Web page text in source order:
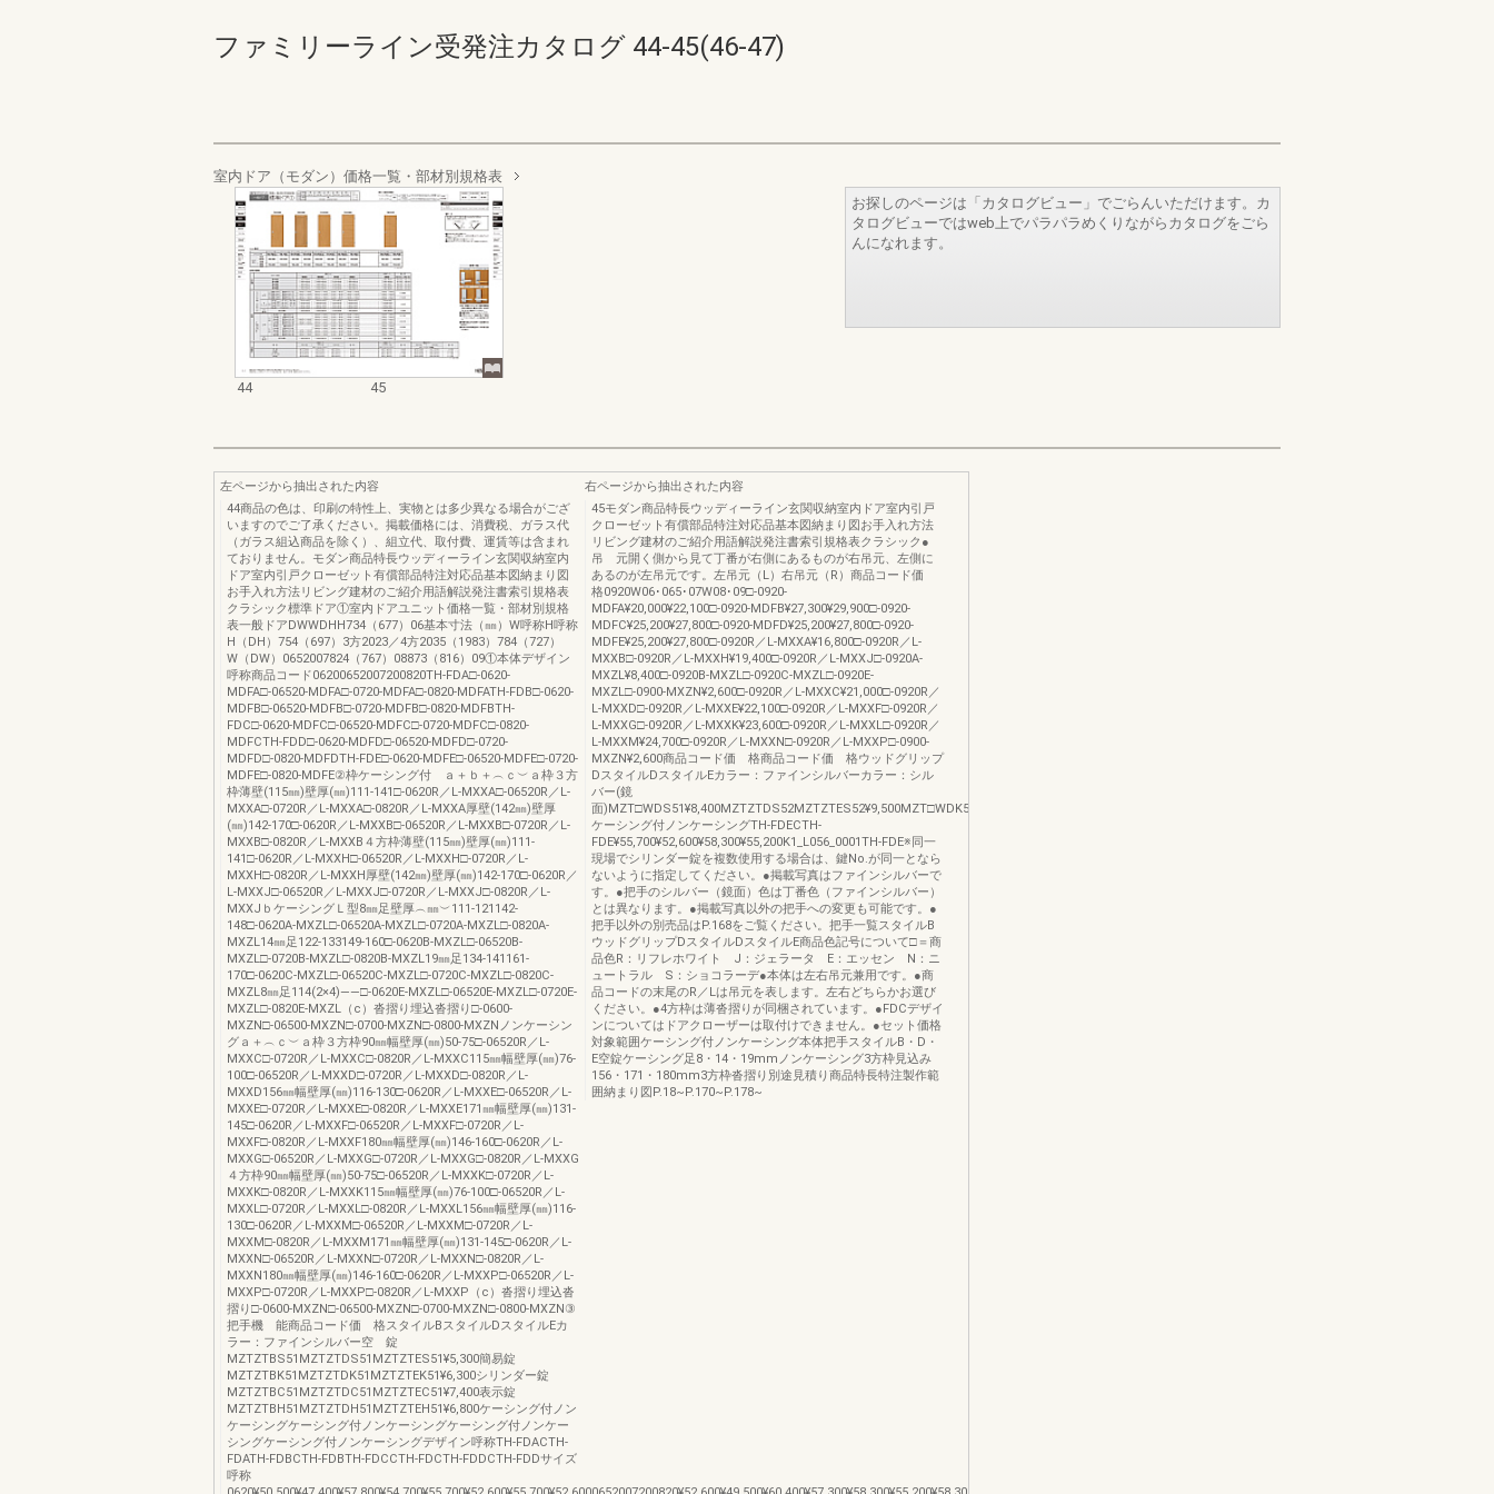
ファミリーライン受発注カタログ 44-45(46-47)
室内ドア（モダン）価格一覧・部材別規格表
44 45
お探しのページは「カタログビュー」でごらんいただけます。カ
タログビューではweb上でパラパラめくりながらカタログをごら
んになれます。
左ページから抽出された内容
44商品の色は、印刷の特性上、実物とは多少異なる場合がござ
いますのでご了承ください。掲載価格には、消費税、ガラス代
（ガラス組込商品を除く）、組立代、取付費、運賃等は含まれ
ておりません。モダン商品特長ウッディーライン玄関収納室内
ドア室内引戸クローゼット有償部品特注対応品基本図納まり図
お手入れ方法リビング建材のご紹介用語解説発注書索引規格表
クラシック標準ドア①室内ドアユニット価格一覧・部材別規格
表一般ドアDWWDHH734（677）06基本寸法（㎜）W呼称H呼称
H（DH）754（697）3方2023／4方2035（1983）784（727）
W（DW）0652007824（767）08873（816）09①本体デザイン
呼称商品コード06200652007200820TH-FDA□-0620-
MDFA□-06520-MDFA□-0720-MDFA□-0820-MDFATH-FDB□-0620-
MDFB□-06520-MDFB□-0720-MDFB□-0820-MDFBTH-
FDC□-0620-MDFC□-06520-MDFC□-0720-MDFC□-0820-
MDFCTH-FDD□-0620-MDFD□-06520-MDFD□-0720-
MDFD□-0820-MDFDTH-FDE□-0620-MDFE□-06520-MDFE□-0720-
MDFE□-0820-MDFE②枠ケーシング付 ａ＋ｂ＋︵ｃ︶ａ枠３方
枠薄壁(115㎜)壁厚(㎜)111-141□-0620R／L-MXXA□-06520R／L-
MXXA□-0720R／L-MXXA□-0820R／L-MXXA厚壁(142㎜)壁厚
(㎜)142-170□-0620R／L-MXXB□-06520R／L-MXXB□-0720R／L-
MXXB□-0820R／L-MXXB４方枠薄壁(115㎜)壁厚(㎜)111-
141□-0620R／L-MXXH□-06520R／L-MXXH□-0720R／L-
MXXH□-0820R／L-MXXH厚壁(142㎜)壁厚(㎜)142-170□-0620R／
L-MXXJ□-06520R／L-MXXJ□-0720R／L-MXXJ□-0820R／L-
MXXJｂケーシングＬ型8㎜足壁厚︵㎜︶111-121142-
148□-0620A-MXZL□-06520A-MXZL□-0720A-MXZL□-0820A-
MXZL14㎜足122-133149-160□-0620B-MXZL□-06520B-
MXZL□-0720B-MXZL□-0820B-MXZL19㎜足134-141161-
170□-0620C-MXZL□-06520C-MXZL□-0720C-MXZL□-0820C-
MXZL8㎜足114(2×4)――□-0620E-MXZL□-06520E-MXZL□-0720E-
MXZL□-0820E-MXZL（c）沓摺り埋込沓摺り□-0600-
MXZN□-06500-MXZN□-0700-MXZN□-0800-MXZNノンケーシン
グａ＋︵ｃ︶ａ枠３方枠90㎜幅壁厚(㎜)50-75□-06520R／L-
MXXC□-0720R／L-MXXC□-0820R／L-MXXC115㎜幅壁厚(㎜)76-
100□-06520R／L-MXXD□-0720R／L-MXXD□-0820R／L-
MXXD156㎜幅壁厚(㎜)116-130□-0620R／L-MXXE□-06520R／L-
MXXE□-0720R／L-MXXE□-0820R／L-MXXE171㎜幅壁厚(㎜)131-
145□-0620R／L-MXXF□-06520R／L-MXXF□-0720R／L-
MXXF□-0820R／L-MXXF180㎜幅壁厚(㎜)146-160□-0620R／L-
MXXG□-06520R／L-MXXG□-0720R／L-MXXG□-0820R／L-MXXG
４方枠90㎜幅壁厚(㎜)50-75□-06520R／L-MXXK□-0720R／L-
MXXK□-0820R／L-MXXK115㎜幅壁厚(㎜)76-100□-06520R／L-
MXXL□-0720R／L-MXXL□-0820R／L-MXXL156㎜幅壁厚(㎜)116-
130□-0620R／L-MXXM□-06520R／L-MXXM□-0720R／L-
MXXM□-0820R／L-MXXM171㎜幅壁厚(㎜)131-145□-0620R／L-
MXXN□-06520R／L-MXXN□-0720R／L-MXXN□-0820R／L-
MXXN180㎜幅壁厚(㎜)146-160□-0620R／L-MXXP□-06520R／L-
MXXP□-0720R／L-MXXP□-0820R／L-MXXP（c）沓摺り埋込沓
摺り□-0600-MXZN□-06500-MXZN□-0700-MXZN□-0800-MXZN③
把手機 能商品コード価 格スタイルBスタイルDスタイルEカ
ラー：ファインシルバー空 錠
MZTZTBS51MZTZTDS51MZTZTES51¥5,300簡易錠
MZTZTBK51MZTZTDK51MZTZTEK51¥6,300シリンダー錠
MZTZTBC51MZTZTDC51MZTZTEC51¥7,400表示錠
MZTZTBH51MZTZTDH51MZTZTEH51¥6,800ケーシング付ノン
ケーシングケーシング付ノンケーシングケーシング付ノンケー
シングケーシング付ノンケーシングデザイン呼称TH-FDACTH-
FDATH-FDBCTH-FDBTH-FDCCTH-FDCTH-FDDCTH-FDDサイズ
呼称
右ページから抽出された内容
45モダン商品特長ウッディーライン玄関収納室内ドア室内引戸
クローゼット有償部品特注対応品基本図納まり図お手入れ方法
リビング建材のご紹介用語解説発注書索引規格表クラシック●
吊 元開く側から見て丁番が右側にあるものが右吊元、左側に
あるのが左吊元です。左吊元（L）右吊元（R）商品コード価
格0920W06･065･07W08･09□-0920-
MDFA¥20,000¥22,100□-0920-MDFB¥27,300¥29,900□-0920-
MDFC¥25,200¥27,800□-0920-MDFD¥25,200¥27,800□-0920-
MDFE¥25,200¥27,800□-0920R／L-MXXA¥16,800□-0920R／L-
MXXB□-0920R／L-MXXH¥19,400□-0920R／L-MXXJ□-0920A-
MXZL¥8,400□-0920B-MXZL□-0920C-MXZL□-0920E-
MXZL□-0900-MXZN¥2,600□-0920R／L-MXXC¥21,000□-0920R／
L-MXXD□-0920R／L-MXXE¥22,100□-0920R／L-MXXF□-0920R／
L-MXXG□-0920R／L-MXXK¥23,600□-0920R／L-MXXL□-0920R／
L-MXXM¥24,700□-0920R／L-MXXN□-0920R／L-MXXP□-0900-
MXZN¥2,600商品コード価 格商品コード価 格ウッドグリップ
DスタイルDスタイルEカラー：ファインシルバーカラー：シル
バー(鏡
面
ケーシング付ノンケーシングTH-FDECTH-
FDE¥55,700¥52,600¥58,300¥55,200K1_L056_0001TH-FDE※同一
現場でシリンダー錠を複数使用する場合は、鍵No.が同一となら
ないように指定してください。●掲載写真はファインシルバーで
す。●把手のシルバー（鏡面）色は丁番色（ファインシルバー）
とは異なります。●掲載写真以外の把手への変更も可能です。●
把手以外の別売品はP.168をご覧ください。把手一覧スタイルB
ウッドグリップDスタイルDスタイルE商品色記号について□＝商
品色R：リフレホワイト J：ジェラータ E：エッセン N：ニ
ュートラル S：ショコラーデ●本体は左右吊元兼用です。●商
品コードの末尾のR／Lは吊元を表します。左右どちらかお選び
ください。●4方枠は薄沓摺りが同梱されています。●FDCデザイ
ンについてはドアクローザーは取付けできません。●セット価格
対象範囲ケーシング付ノンケーシング本体把手スタイルB・D・
E空錠ケーシング足8・14・19mmノンケーシング3方枠見込み
156・171・180mm3方枠沓摺り別途見積り商品特長特注製作範
囲納まり図P.18~P.170~P.178~